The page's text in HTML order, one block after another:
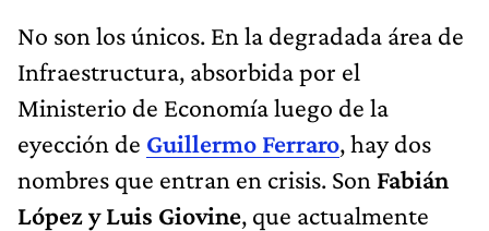
No son los únicos. En la degradada área de
Infraestructura, absorbida por el
Ministerio de Economía luego de la
eyección de Guillermo Ferraro, hay dos
nombres que entran en crisis. Son Fabián
López y Luis Giovine, que actualmente